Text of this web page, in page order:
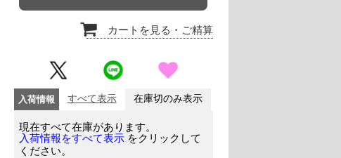
カートを見る ・ご精算
入荷情報 すべて表示 在庫切のみ表示
現在すべて在庫があります。
入荷情報をすべて表示 をクリックして
ください。